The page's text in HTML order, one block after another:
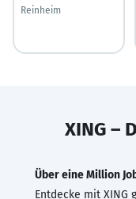
Reinheim
XING –
Über eine Million
Entdecke mit XING